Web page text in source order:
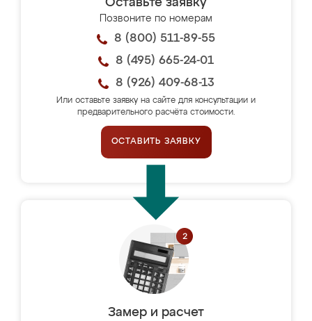
Оставьте заявку
Позвоните по номерам
8 (800) 511-89-55
8 (495) 665-24-01
8 (926) 409-68-13
Или оставьте заявку на сайте для консультации и
предварительного расчёта стоимости.
ОСТАВИТЬ ЗАЯВКУ
Замер и расчет